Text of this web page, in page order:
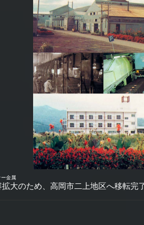
ー金属
拡大のため、高岡市二上地区へ移転完